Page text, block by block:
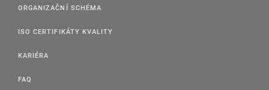
ORGANIZAČNÍ SCHÉMA
ISO CERTIFIKÁTY KVALITY
KARIÉRA
FAQ